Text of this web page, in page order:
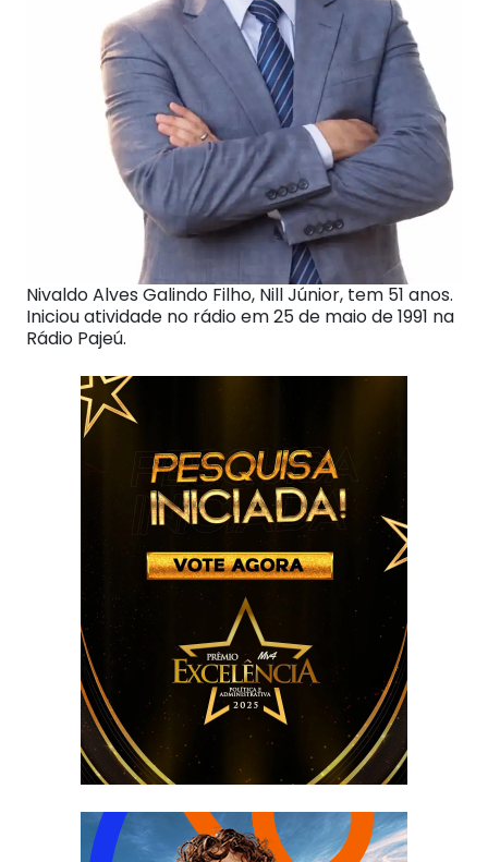
Nivaldo Alves Galindo Filho, Nill Júnior, tem 51 anos.
Iniciou atividade no rádio em 25 de maio de 1991 na
Rádio Pajeú.